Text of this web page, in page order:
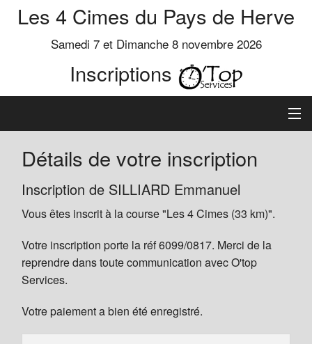
Les 4 Cimes du Pays de Herve
Samedi 7 et Dimanche 8 novembre 2026
Inscriptions
Inscription
Préinscrits
Informations
Détails de votre inscription
Inscription de SILLIARD Emmanuel
Vous êtes inscrit à la course "Les 4 Cimes (33 km)".
Votre inscription porte la réf 6099/0817. Merci de la
reprendre dans toute communication avec O'top
Services.
Votre paiement a bien été enregistré.